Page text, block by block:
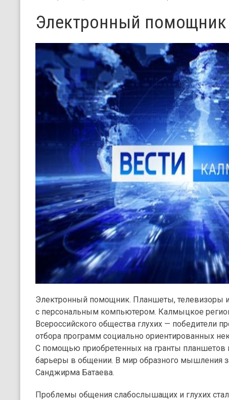
Электронный помощник
Электронный помощник. Планшеты, телевизоры и
с персональным компьютером. Калмыцкое
Всероссийского общества глухих — победители
отбора программ социально ориентированных
С помощью приобретенных на гранты планшетов
барьеры в общении. В мир образного мышления
Санджирма Батаева.
Проблемы общения слабослышащих и глухих